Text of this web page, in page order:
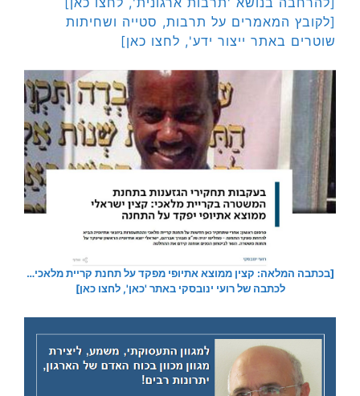
[לקובץ המאמרים על תרבות, סטייה ושחיתות
שוטרים באתר ייצור ידע', לחצו כאן]
[בכתבה המלאה: קצין ממוצא אתיופי מפקד על תחנת קריית מלאכי…
לכתבה של רועי ינובסקי באתר 'כאן', לחצו כאן]